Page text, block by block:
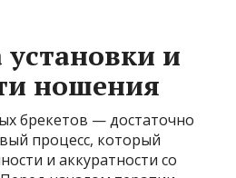
и
ношения
брекетов — достаточно
процесс, который
и аккуратности со